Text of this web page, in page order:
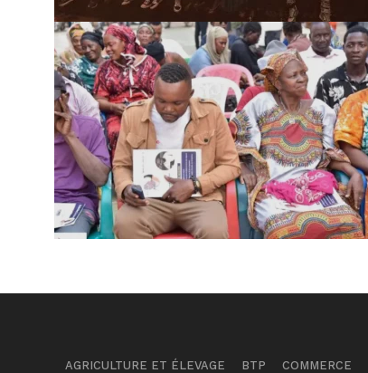
AGRICULTURE ET ÉLEVAGE BTP COMMERCE